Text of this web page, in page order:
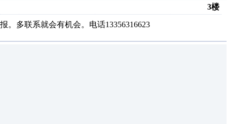
3楼
。多联系就会有机会。电话13356316623